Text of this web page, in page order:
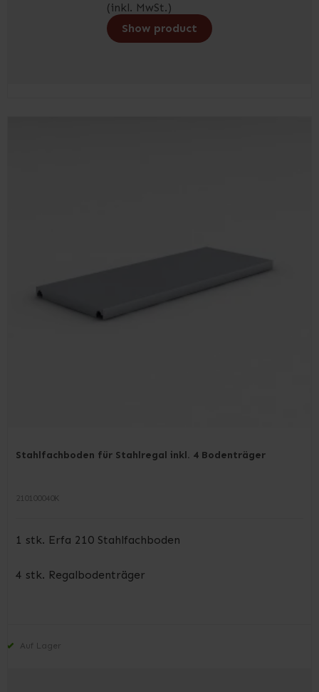
(inkl. MwSt.)
Show product
Stahlfachboden für Stahlregal inkl. 4 Bodenträger
210100040K
1 stk. Erfa 210 Stahlfachboden
4 stk. Regalbodenträger
Auf Lager